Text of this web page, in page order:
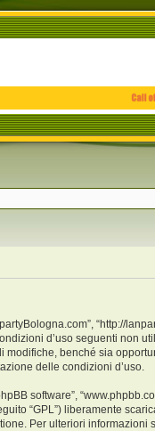
“http://
d’uso seguenti non
benché sia
delle condizioni d’uso.
software”,
“GPL”) liberamente
Per ulteriori informazioni